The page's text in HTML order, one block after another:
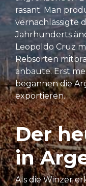
rasant. Man
vernachlässigte
Jahrhunderts
Leopoldo Cruz
Rebsorten
anbaute. Erst
begannen die
exportieren.
Der
in
Als die Winzer